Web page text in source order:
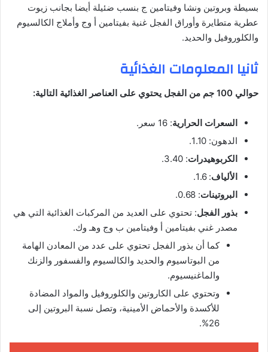
بسيطة وبروتين ونشا وفيتامين ج بنسب ضئيلة أيضا بجانب زيوت
عطرية متطايرة وأوراق الفجل غنية بفيتامين أ وج وأملاج الكالسيوم
والكلوروفيل والحديد.
ثانيا المعلومات الغذائية
حوالي 100 جم من الفجل يحتوي على العناصر الغذائية التالية:
السعرات الحرارية: 16 سعر.
الدهون: 1.10.
الكربوهيدرات: 3.40.
الألياف: 1.6.
البروتينات: 0.68.
بذور الفجل: تحتوي على العديد من المركبات الغذائية التي هي
مصدر غني بفيتامين أ وفيتامين ب وج وهـ وك.
كما أن بذور الفجل تحتوي على عدد من المعادن الهامة
من البوتاسيوم والحديد والكالسيوم والفسفور والزنك
والماغنيسيوم.
وتحتوي على الكاروتين والكلوروفيل والمواد المضادة
للأكسدة والأحماض الأمينية، وتصل نسبة البروتين إلى
26%.